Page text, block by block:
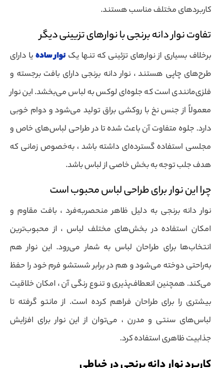
کاربردهای مختلف مناسب هستند.
تفاوت نوار دانه برنجی با نوارهای تزیینی دیگر
برخلاف بسیاری از نوارهای تزئینی که تنها یک نوار سادهیا دارای
طرح‌های چاپی هستند ، نوار دانه برنجی دارای بافت برجسته و
فلزی‌مانندی است که جلوه‌ای لوکس به لباس می‌بخشد. این نوار
معمولاً از جنس نخ با روکشی براق تولید می‌شود و دوام خوبی
دارد. جلوه متفاوت آن باعث شده تا در طراحی لباس‌های خاص و
مجلسی استفاده گسترده‌ای داشته باشد ، به‌خصوص زمانی که
هدف جلب توجه به بخش خاصی از لباس باشد.
چرا این نوار برای طراحی لباس محبوب است
نوار دانه برنجی به دلیل ظاهر منحصربه‌فرد ، بافت مقاوم و
امکان استفاده در بخش‌های مختلف لباس ، از محبوب‌ترین
انتخاب‌ها برای طراحان لباس به شمار می‌رود. این نوار هم
به‌راحتی دوخته می‌شود و هم در برابر شستشو فرم خود را حفظ
می‌کند. همچنین انعطاف‌پذیری و تنوع رنگی آن ، امکان خلاقیت
بیشتری را برای طراحان فراهم کرده است. از مانتو گرفته تا
لباس‌های سنتی و مدرن ، می‌توان از این نوار برای افزایش
جذابیت ظاهری استفاده کرد.